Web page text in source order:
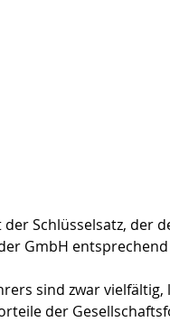
Schlüsselsatz, der
GmbH
sind zwar
der